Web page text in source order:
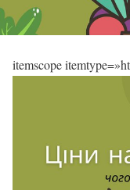
itemscope